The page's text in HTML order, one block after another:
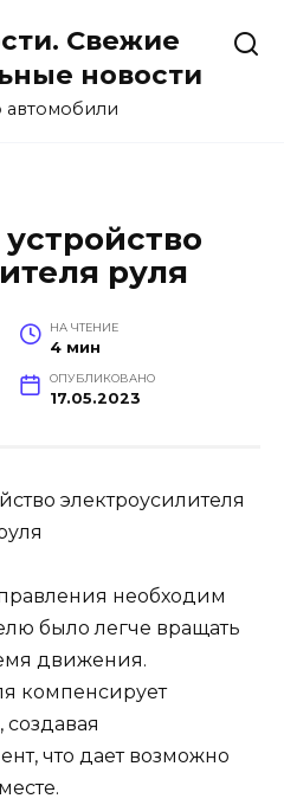
Свежие
новости
автомобили
руля
НА ЧТЕНИЕ
4 мин
ОПУБЛИКОВАНО
17.05.2023
необходим
было легче вращать
движения.
компенсирует
что дает возможно